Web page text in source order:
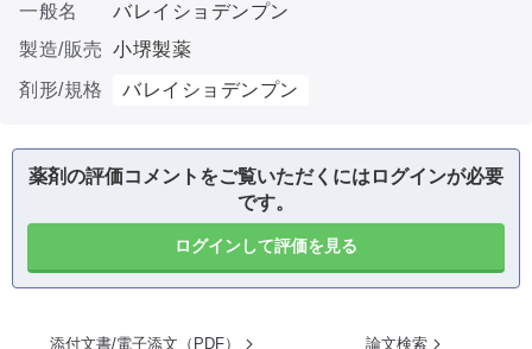
一般名
バレイショデンプン
製造/販売 小堺製薬
剤形/規格
バレイショデンプン
薬剤の評価コメントをご覧いただくにはログインが必要
です。
ログインして評価を見る
添付文書/電子添文（PDF） 論文検索